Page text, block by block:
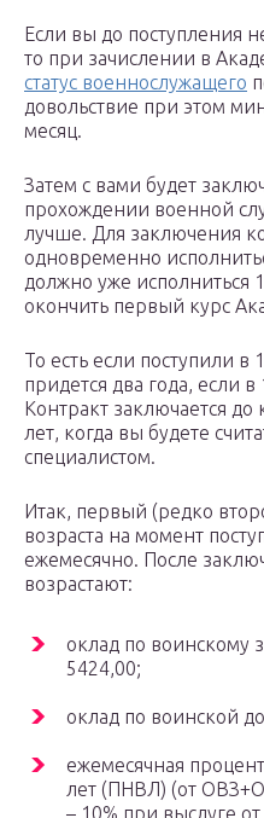
Если вы до поступления
то при зачислении в
статус военнослужащего
довольствие при этом
месяц.
Затем с вами будет
прохождении военной
лучше. Для заключения
одновременно
должно уже исполниться
окончить первый курс
То есть если поступили в
придется два года, если
Контракт заключается
лет, когда вы будете
специалистом.
Итак, первый (редко
возраста на момент
ежемесячно. После
возрастают:
оклад по воинскому
5424,00;
оклад по воинской
ежемесячная
лет (ПНВЛ) (от
– 10% при выслуге